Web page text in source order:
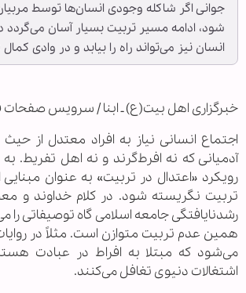
جوانی اگر شاکله وجودی انسان‌ها توسط
شود، ادامه مسیر تربیت بسیار آسان
انسان نیز می‌تواند راه را بیابد و در وادی
خبرگزاری اهل بیت(ع) ـ ابنا / سرویس
اجتماع انسانی نیاز به افراد معتدل از حیث
آدمیانی که نه افرط‌گرند و نه اهل تفریط.
رویکرد «اعتدال در تربیت» به عنوان
تربیت نگریسته شود. در کلام خداوند و
رشدنایافتگی جامعه اسلامی گاه توصیفاتی را
همین عدم تربیت متوازن است. مثلاً در روایات
می‌شود که مبتلا به افراط در عبادت
اشتغالات دنیوی تغافل می‌کنند.